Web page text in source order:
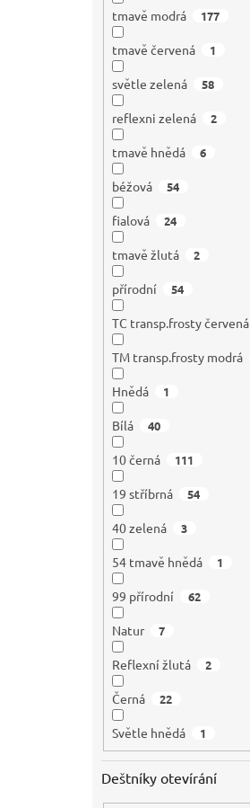
tmavě modrá 177
tmavě červená 1
světle zelená 58
reflexni zelená 2
tmavě hnědá 6
béžová 54
fialová 24
tmavě žlutá 2
přírodní 54
TC transp.frosty červená
TM transp.frosty modrá
Hnědá 1
Bílá 40
10 černá 111
19 stříbrná 54
40 zelená 3
54 tmavě hnědá 1
99 přírodní 62
Natur 7
Reflexní žlutá 2
Černá 22
Světle hnědá 1
Deštníky otevírání